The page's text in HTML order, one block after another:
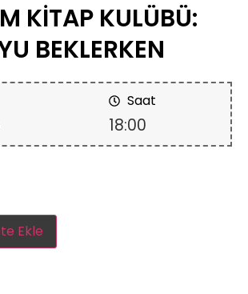
KİTAP KULÜBÜ:
BEKLERKEN
Saat
18:00
Ekle